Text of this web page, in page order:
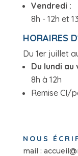
Vendredi :
8h - 12h et
HORAIRES
Du 1er juillet
Du lundi au
8h à 12h
Remise CI/
NOUS
mail :